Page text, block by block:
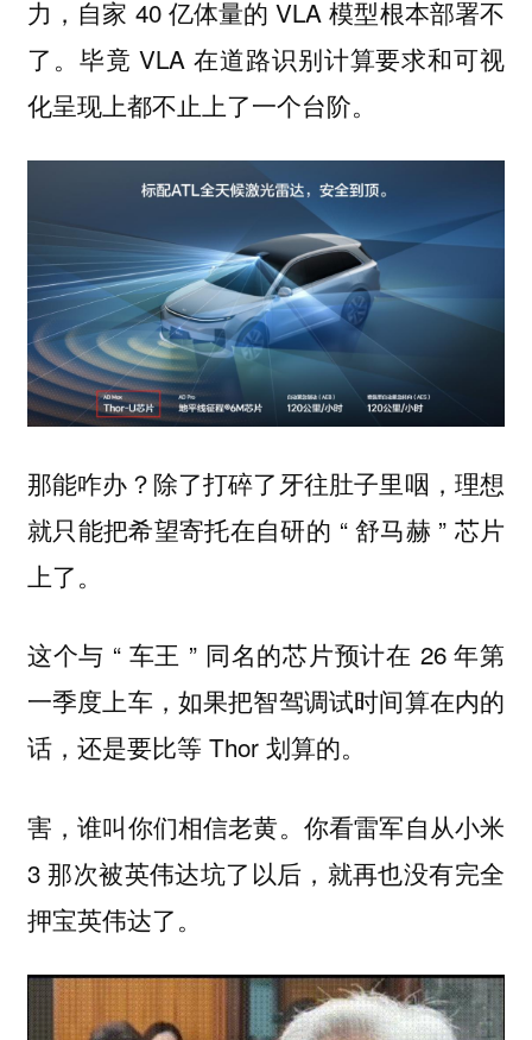
力，自家 40 亿体量的 VLA 模型根本部署不
了。毕竟 VLA 在道路识别计算要求和可视
化呈现上都不止上了一个台阶。
那能咋办？除了打碎了牙往肚子里咽，理想
就只能把希望寄托在自研的 “ 舒马赫 ” 芯片
上了。
这个与 “ 车王 ” 同名的芯片预计在 26 年第
一季度上车，如果把智驾调试时间算在内的
话，还是要比等 Thor 划算的。
害，谁叫你们相信老黄。你看雷军自从小米
3 那次被英伟达坑了以后，就再也没有完全
押宝英伟达了。